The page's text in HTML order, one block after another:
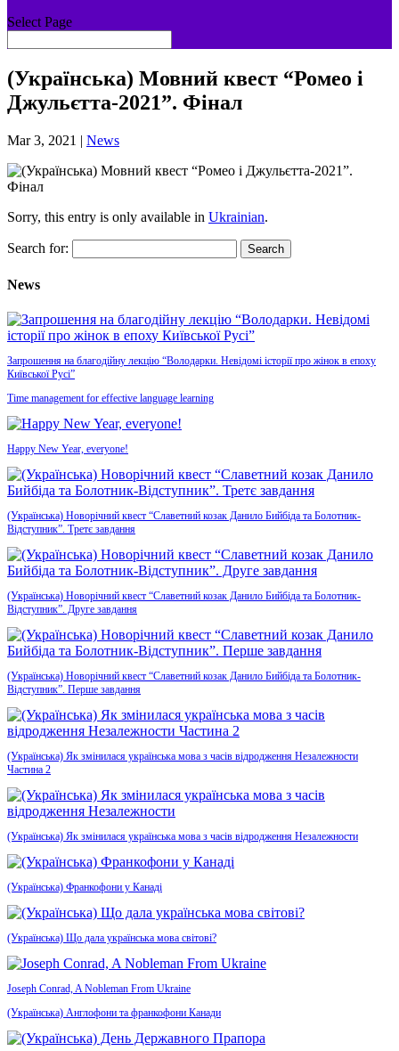
Select Page
(Українська) Мовний квест “Ромео і
Джульєтта-2021”. Фінал
Mar 3, 2021 | News
Sorry, this entry is only available in Ukrainian.
Search for:
News
Запрошення на благодійну лекцію “Володарки. Невідомі історії про жінок в епоху
Київської Русі”
Time management for effective language learning
Happy New Year, everyone!
(Українська) Новорічний квест “Славетний козак Данило Бийбіда та Болотник-
Відступник”. Третє завдання
(Українська) Новорічний квест “Славетний козак Данило Бийбіда та Болотник-
Відступник”. Друге завдання
(Українська) Новорічний квест “Славетний козак Данило Бийбіда та Болотник-
Відступник”. Перше завдання
(Українська) Як змінилася українська мова з часів відродження Незалежности
Частина 2
(Українська) Як змінилася українська мова з часів відродження Незалежности
(Українська) Франкофони у Канаді
(Українська) Що дала українська мова світові?
Joseph Conrad, A Nobleman From Ukraine
(Українська) Англофони та франкофони Канади